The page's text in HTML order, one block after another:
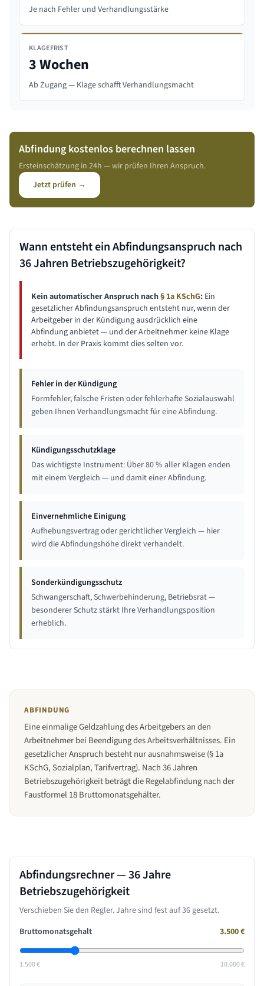
Je nach Fehler und Verhandlungsstärke
KLAGEFRIST
3 Wochen
Ab Zugang — Klage schafft Verhandlungsmacht
Abfindung kostenlos berechnen lassen
Ersteinschätzung in 24h — wir prüfen Ihren Anspruch.
Jetzt prüfen →
Wann entsteht ein Abfindungsanspruch nach
36 Jahren Betriebszugehörigkeit?
Kein automatischer Anspruch nach§ 1a KSchG: Ein
gesetzlicher Abfindungsanspruch entsteht nur, wenn der
Arbeitgeber in der Kündigung ausdrücklich eine
Abfindung anbietet — und der Arbeitnehmer keine Klage
erhebt. In der Praxis kommt dies selten vor.
Fehler in der Kündigung
Formfehler, falsche Fristen oder fehlerhafte Sozialauswahl
geben Ihnen Verhandlungsmacht für eine Abfindung.
Kündigungsschutzklage
Das wichtigste Instrument: Über 80 % aller Klagen enden
mit einem Vergleich — und damit einer Abfindung.
Einvernehmliche Einigung
Aufhebungsvertrag oder gerichtlicher Vergleich — hier
wird die Abfindungshöhe direkt verhandelt.
Sonderkündigungsschutz
Schwangerschaft, Schwerbehinderung, Betriebsrat —
besonderer Schutz stärkt Ihre Verhandlungsposition
erheblich.
ABFINDUNG
Eine einmalige Geldzahlung des Arbeitgebers an den
Arbeitnehmer bei Beendigung des Arbeitsverhältnisses. Ein
gesetzlicher Anspruch besteht nur ausnahmsweise (§ 1a
KSchG, Sozialplan, Tarifvertrag). Nach 36 Jahren
Betriebszugehörigkeit beträgt die Regelabfindung nach der
Faustformel 18 Bruttomonatsgehälter.
Abfindungsrechner —36 Jahre
Betriebszugehörigkeit
Verschieben Sie den Regler. Jahre sind fest auf36gesetzt.
Bruttomonatsgehalt
3.500€
1.500 € 10.000 €